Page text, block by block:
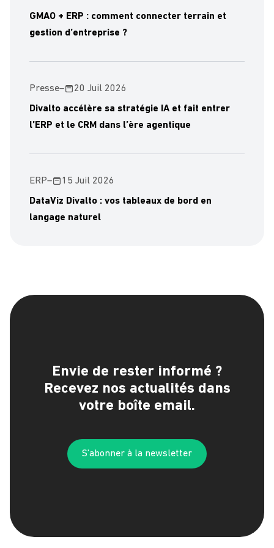
GMAO + ERP : comment connecter terrain et
gestion d’entreprise ?
Presse– 20 Juil 2026
Divalto accélère sa stratégie IA et fait entrer
l’ERP et le CRM dans l’ère agentique
ERP– 15 Juil 2026
DataViz Divalto : vos tableaux de bord en
langage naturel
Envie de rester informé ?
Recevez nos actualités dans
votre boîte email.
S’abonner à la newsletter